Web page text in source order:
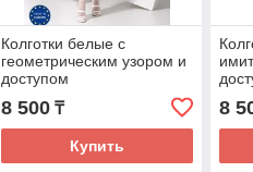
Колготки белые с
геометрическим узором и
доступом
8 500₸
Купить
8